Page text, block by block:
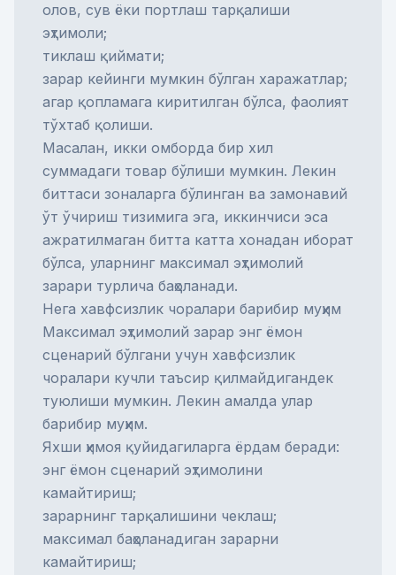
олов, сув ёки портлаш тарқалиши
эҳтимоли;
тиклаш қиймати;
зарар кейинги мумкин бўлган харажатлар;
агар қопламага киритилган бўлса, фаолият
тўхтаб қолиши.
Масалан, икки омборда бир хил
суммадаги товар бўлиши мумкин. Лекин
биттаси зоналарга бўлинган ва замонавий
ўт ўчириш тизимига эга, иккинчиси эса
ажратилмаган битта катта хонадан иборат
бўлса, уларнинг максимал эҳтимолий
зарари турлича баҳоланади.
Нега хавфсизлик чоралари барибир муҳим
Максимал эҳтимолий зарар энг ёмон
сценарий бўлгани учун хавфсизлик
чоралари кучли таъсир қилмайдигандек
туюлиши мумкин. Лекин амалда улар
барибир муҳим.
Яхши ҳимоя қуйидагиларга ёрдам беради:
энг ёмон сценарий эҳтимолини
камайтириш;
зарарнинг тарқалишини чеклаш;
максимал баҳоланадиган зарарни
камайтириш;